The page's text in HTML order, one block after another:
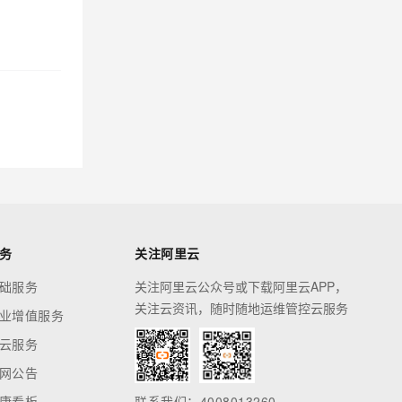
服务
增值服务
服务
公告
关注阿里云
关注阿里云公众号或下载阿里云APP，
关注云资讯，随时随地运维管控云服务